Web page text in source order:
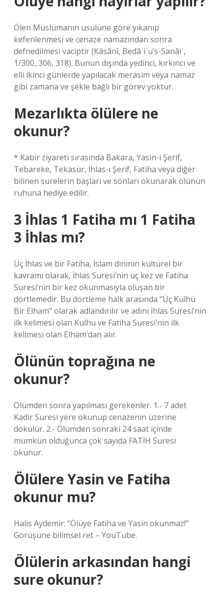
Ölen Müslümanın usulüne göre yıkanıp
kefenlenmesi ve cenaze namazından sonra
defnedilmesi vaciptir (Kâsânî, Bedâʾiʿu’s-Sanâiʿ,
1/300, 306, 318). Bunun dışında yedinci, kırkıncı ve
elli ikinci günlerde yapılacak merasim veya namaz
gibi zamana ve şekle bağlı bir görev yoktur.
Mezarlıkta ölülere ne
okunur?
* Kabir ziyareti sırasında Bakara, Yasin-i Şerif,
Tebareke, Tekasür, İhlas-ı Şerif, Fatiha veya diğer
bilinen surelerin başları ve sonları okunarak ölünün
ruhuna hediye edilir.
3 İhlas 1 Fatiha mı 1 Fatiha
3 İhlas mı?
Üç İhlas ve bir Fatiha, İslam dininin kültürel bir
kavramı olarak, İhlas Suresi’nin üç kez ve Fatiha
Suresi’nin bir kez okunmasıyla oluşan bir
dörtlemedir. Bu dörtleme halk arasında “Üç Kulhü
Bir Elham” olarak adlandırılır ve adını İhlas Suresi’nin
ilk kelimesi olan Kulhu ve Fatiha Suresi’nin ilk
kelimesi olan Elham’dan alır.
Ölünün toprağına ne
okunur?
Ölümden sonra yapılması gerekenler. 1.- 7 adet
Kadir Suresi yere okunup cenazenin üzerine
dökülür. 2.- Ölümden sonraki 24 saat içinde
mümkün olduğunca çok sayıda FATİH Suresi
okunur.
Ölülere Yasin ve Fatiha
okunur mu?
Halis Aydemir: “Ölüye Fatiha ve Yasin okunmaz!”
Görüşüne bilimsel ret – YouTube.
Ölülerin arkasından hangi
sure okunur?